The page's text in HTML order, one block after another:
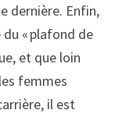
dernière. Enfin,
« plafond de
et que loin
femmes
il est